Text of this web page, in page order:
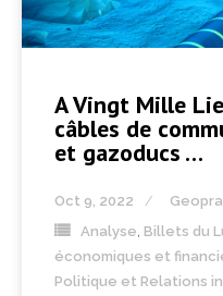
A Vingt Mille
câbles de
et gazoducs …
Oct 9, 2022
Analyse Billets du
économiques et
Politique et Relations